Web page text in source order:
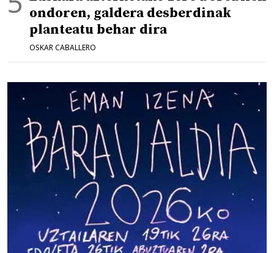
ondoren, galdera desberdinak
planteatu behar dira
OSKAR CABALLERO